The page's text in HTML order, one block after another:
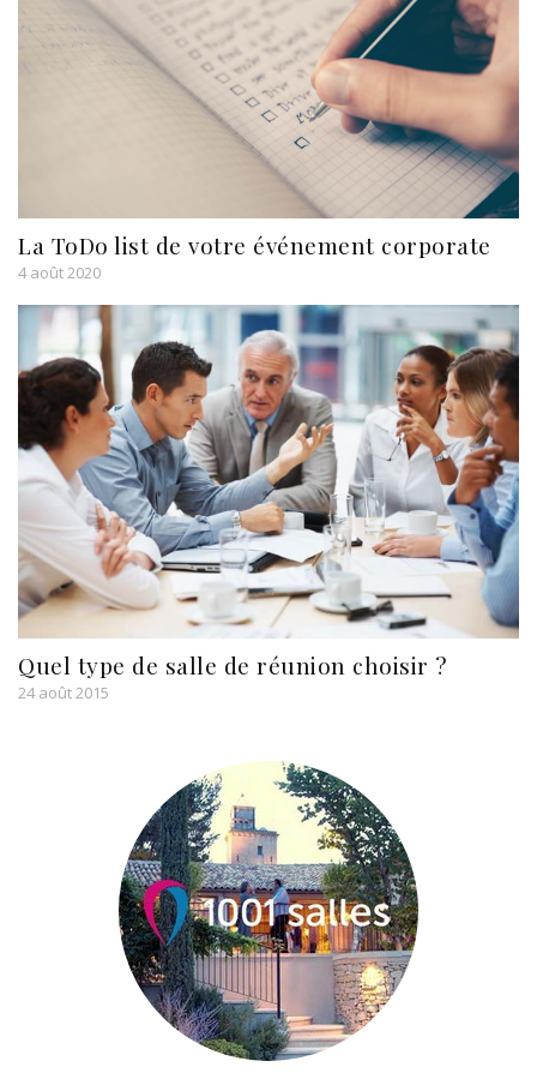
La ToDo list de votre événement corporate
4 août 2020
Quel type de salle de réunion choisir ?
24 août 2015